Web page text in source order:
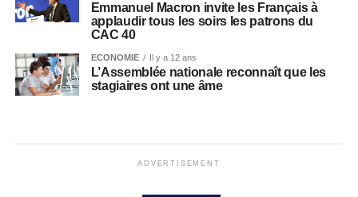
Emmanuel Macron invite les Français à
applaudir tous les soirs les patrons du
CAC 40
ECONOMIE Il y a 12 ans
L’Assemblée nationale reconnaît que les
stagiaires ont une âme
ADVERTISEMENT